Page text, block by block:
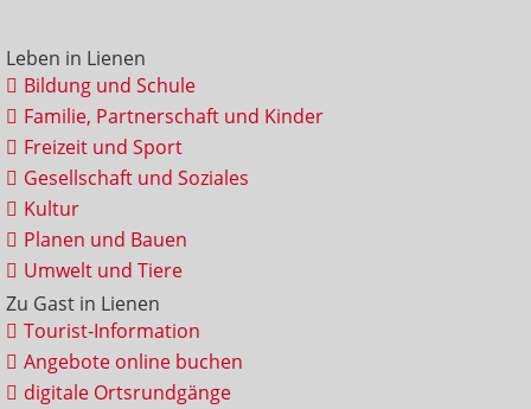
Leben in Lienen
Bildung und Schule
Familie, Partnerschaft und Kinder
Freizeit und Sport
Gesellschaft und Soziales
Kultur
Planen und Bauen
Umwelt und Tiere
Zu Gast in Lienen
Tourist-Information
Angebote online buchen
digitale Ortsrundgänge